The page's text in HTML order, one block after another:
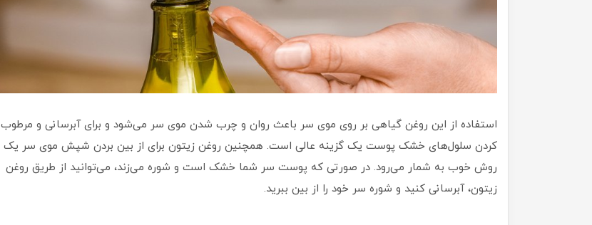
استفاده از این روغن گیاهی بر روی موی سر باعث روان و چرب شدن موی سر می‌شود و برای آبرسانی و مرطوب
کردن سلول‌های خشک پوست یک گزینه عالی است. همچنین روغن زیتون برای از بین بردن شپش موی سر یک
روش خوب به شمار می‌رود. در صورتی که پوست سر شما خشک است و شوره می‌زند، می‌توانید از طریق روغن
زیتون، آبرسانی کنید و شوره سر خود را از بین ببرید.